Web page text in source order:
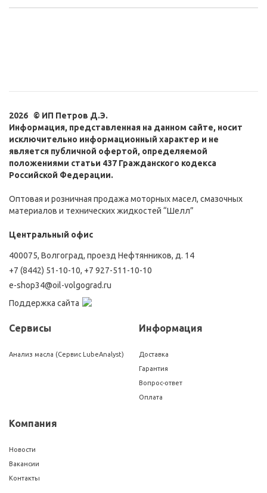
2026 © ИП Петров Д.Э.
Информация, представленная на данном сайте, носит
исключительно информационный характер и не
является публичной офертой, определяемой
положениями статьи 437 Гражданского кодекса
Российской Федерации.
Оптовая и розничная продажа моторных масел, смазочных
материалов и технических жидкостей “Шелл”
Центральный офис
400075, Волгоград, проезд Нефтянников, д. 14
+7 (8442) 51-10-10, +7 927-511-10-10
e-shop34@oil-volgograd.ru
Поддержка сайта
Сервисы
Анализ масла (Сервис LubeAnalyst)
Информация
Доставка
Гарантия
Вопрос-ответ
Оплата
Компания
Новости
Вакансии
Контакты